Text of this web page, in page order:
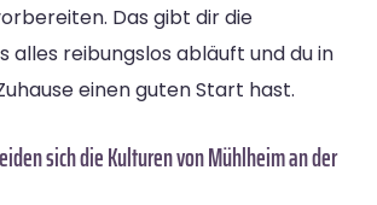
Das gibt dir die
alles reibungslos abläuft und du in
einen guten Start hast.
sich die Kulturen von Mühlheim an der